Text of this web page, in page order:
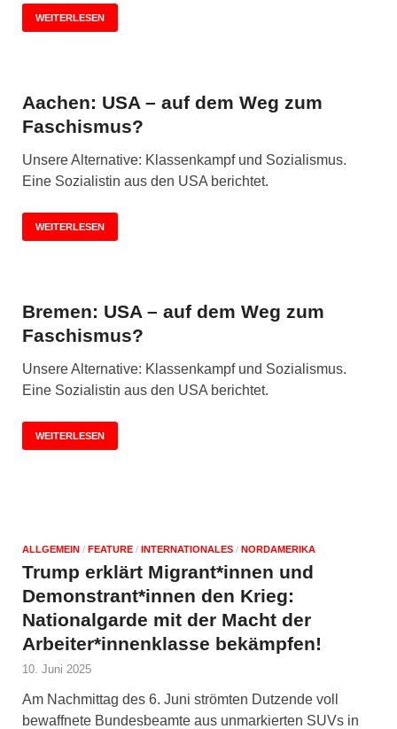
WEITERLESEN
Aachen: USA – auf dem Weg zum
Faschismus?
Unsere Alternative: Klassenkampf und Sozialismus.
Eine Sozialistin aus den USA berichtet.
WEITERLESEN
Bremen: USA – auf dem Weg zum
Faschismus?
Unsere Alternative: Klassenkampf und Sozialismus.
Eine Sozialistin aus den USA berichtet.
WEITERLESEN
ALLGEMEIN / FEATURE / INTERNATIONALES / NORDAMERIKA
Trump erklärt Migrant*innen und
Demonstrant*innen den Krieg:
Nationalgarde mit der Macht der
Arbeiter*innenklasse bekämpfen!
10. Juni 2025
Am Nachmittag des 6. Juni strömten Dutzende voll
bewaffnete Bundesbeamte aus unmarkierten SUVs in